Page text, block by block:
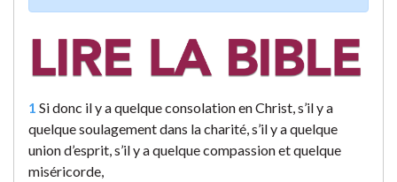
1 Si donc il y a quelque consolation en Christ, s’il y a
quelque soulagement dans la charité, s’il y a quelque
union d’esprit, s’il y a quelque compassion et quelque
miséricorde,